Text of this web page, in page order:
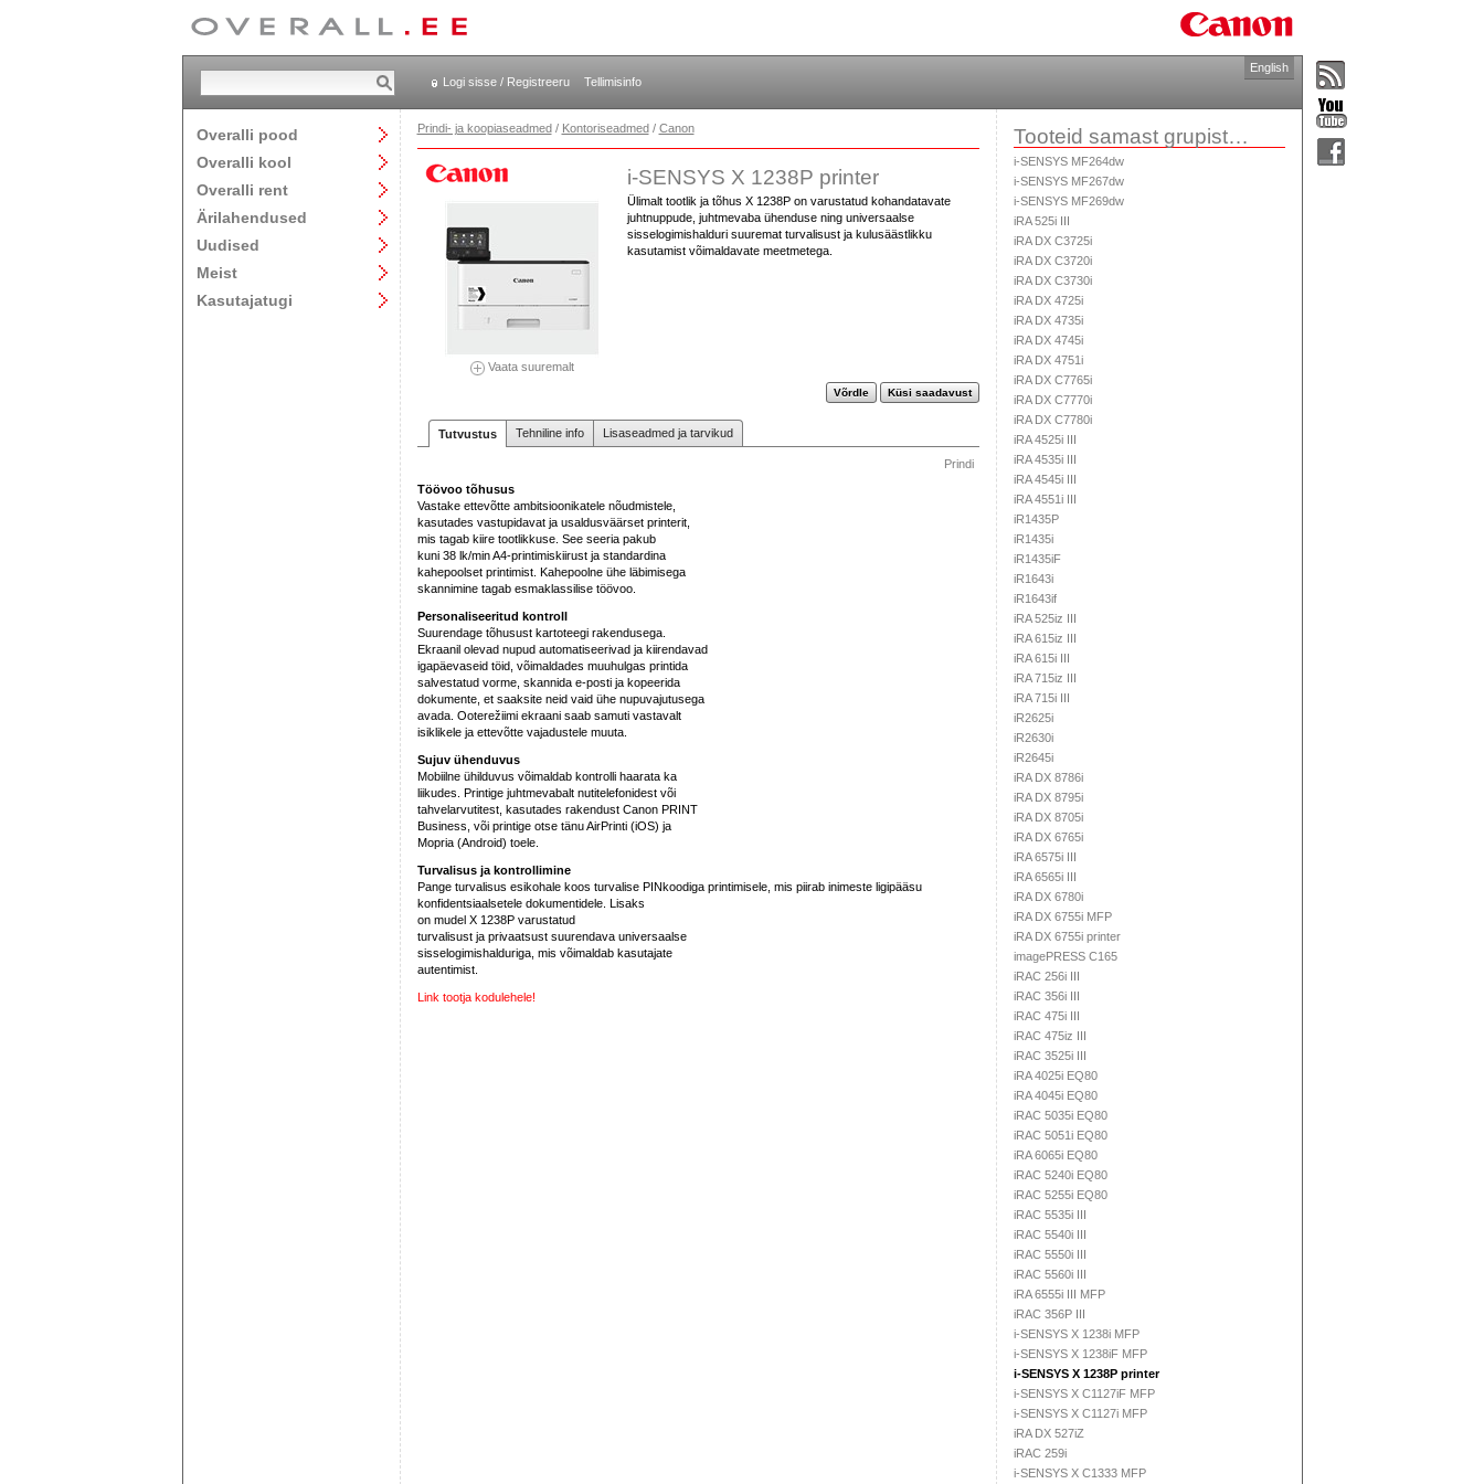
Logi sisse / Registreeru Tellimisinfo
English
Overalli pood
Overalli kool
Overalli rent
Ärilahendused
Uudised
Meist
Kasutajatugi
Prindi- ja koopiaseadmed/ Kontoriseadmed/ Canon
Vaata suuremalt
i-SENSYS X 1238P printer
Ülimalt tootlik ja tõhus X 1238P on varustatud kohandatavate
juhtnuppude, juhtmevaba ühenduse ning universaalse
sisselogimishalduri suuremat turvalisust ja kulusäästlikku
kasutamist võimaldavate meetmetega.
Võrdle Küsi saadavust
Tutvustus Tehniline info Lisaseadmed ja tarvikud
Prindi
Töövoo tõhusus
Vastake ettevõtte ambitsioonikatele nõudmistele,
kasutades vastupidavat ja usaldusväärset printerit,
mis tagab kiire tootlikkuse. See seeria pakub
kuni 38 lk/min A4-printimiskiirust ja standardina
kahepoolset printimist. Kahepoolne ühe läbimisega
skannimine tagab esmaklassilise töövoo.
Personaliseeritud kontroll
Suurendage tõhusust kartoteegi rakendusega.
Ekraanil olevad nupud automatiseerivad ja kiirendavad
igapäevaseid töid, võimaldades muuhulgas printida
salvestatud vorme, skannida e-posti ja kopeerida
dokumente, et saaksite neid vaid ühe nupuvajutusega
avada. Ooterežiimi ekraani saab samuti vastavalt
isiklikele ja ettevõtte vajadustele muuta.
Sujuv ühenduvus
Mobiilne ühilduvus võimaldab kontrolli haarata ka
liikudes. Printige juhtmevabalt nutitelefonidest või
tahvelarvutitest, kasutades rakendust Canon PRINT
Business, või printige otse tänu AirPrinti (iOS) ja
Mopria (Android) toele.
Turvalisus ja kontrollimine
Pange turvalisus esikohale koos turvalise PINkoodiga printimisele, mis piirab inimeste ligipääsu
konfidentsiaalsetele dokumentidele. Lisaks
on mudel X 1238P varustatud
turvalisust ja privaatsust suurendava universaalse
sisselogimishalduriga, mis võimaldab kasutajate
autentimist.
Link tootja kodulehele!
Tooteid samast grupist…
i-SENSYS MF264dw
i-SENSYS MF267dw
i-SENSYS MF269dw
iRA 525i III
iRA DX C3725i
iRA DX C3720i
iRA DX C3730i
iRA DX 4725i
iRA DX 4735i
iRA DX 4745i
iRA DX 4751i
iRA DX C7765i
iRA DX C7770i
iRA DX C7780i
iRA 4525i III
iRA 4535i III
iRA 4545i III
iRA 4551i III
iR1435P
iR1435i
iR1435iF
iR1643i
iR1643if
iRA 525iz III
iRA 615iz III
iRA 615i III
iRA 715iz III
iRA 715i III
iR2625i
iR2630i
iR2645i
iRA DX 8786i
iRA DX 8795i
iRA DX 8705i
iRA DX 6765i
iRA 6575i III
iRA 6565i III
iRA DX 6780i
iRA DX 6755i MFP
iRA DX 6755i printer
imagePRESS C165
iRAC 256i III
iRAC 356i III
iRAC 475i III
iRAC 475iz III
iRAC 3525i III
iRA 4025i EQ80
iRA 4045i EQ80
iRAC 5035i EQ80
iRAC 5051i EQ80
iRA 6065i EQ80
iRAC 5240i EQ80
iRAC 5255i EQ80
iRAC 5535i III
iRAC 5540i III
iRAC 5550i III
iRAC 5560i III
iRA 6555i III MFP
iRAC 356P III
i-SENSYS X 1238i MFP
i-SENSYS X 1238iF MFP
i-SENSYS X 1238P printer
i-SENSYS X C1127iF MFP
i-SENSYS X C1127i MFP
iRA DX 527iZ
iRAC 259i
i-SENSYS X C1333 MFP